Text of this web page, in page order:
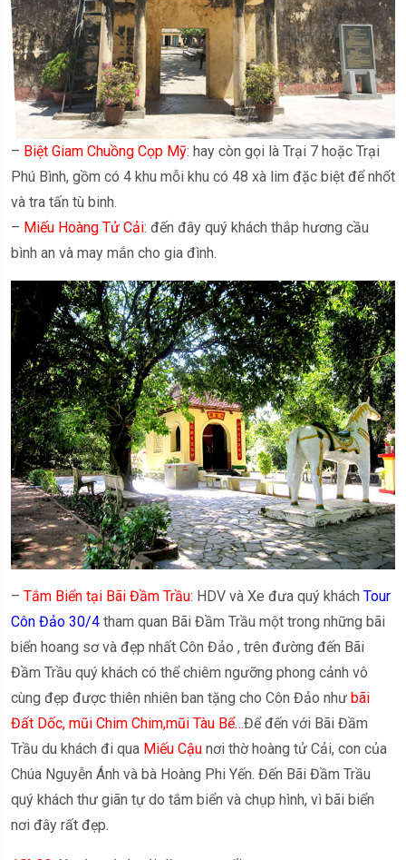
– Biệt Giam Chuồng Cọp Mỹ: hay còn gọi là Trại 7 hoặc Trại
Phú Bình, gồm có 4 khu mỗi khu có 48 xà lim đặc biệt để nhốt
và tra tấn tù binh.
– Miếu Hoàng Tử Cải: đến đây quý khách thắp hương cầu
bình an và may mắn cho gia đình.
– Tắm Biển tại Bãi Đầm Trầu: HDV và Xe đưa quý khách Tour
Côn Đảo 30/4 tham quan Bãi Đầm Trầu một trong những bãi
biển hoang sơ và đẹp nhất Côn Đảo , trên đường đến Bãi
Đầm Trầu quý khách có thể chiêm ngưỡng phong cảnh vô
cùng đẹp được thiên nhiên ban tặng cho Côn Đảo như bãi
Đất Dốc, mũi Chim Chim,mũi Tàu Bể…Để đến với Bãi Đầm
Trầu du khách đi qua Miếu Cậu nơi thờ hoàng tử Cải, con của
Chúa Nguyễn Ánh và bà Hoàng Phi Yến. Đến Bãi Đầm Trầu
quý khách thư giãn tự do tắm biển và chụp hình, vì bãi biển
nơi đây rất đẹp.